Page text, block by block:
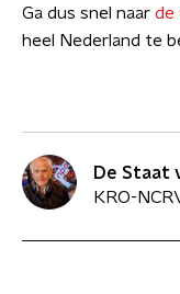
Ga dus snel naar de
heel Nederland te
De Staat
KRO-